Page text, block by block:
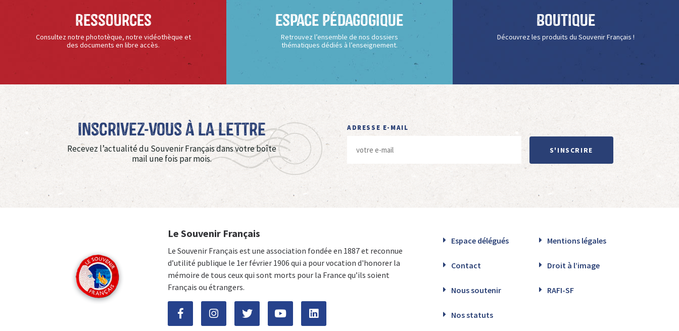
Ressources
Consultez notre phototèque, notre vidéothèque et
des documents en libre accès.
Espace Pédagogique
Retrouvez l’ensemble de nos dossiers
thématiques dédiés à l’enseignement.
Boutique
Découvrez les produits du Souvenir Français !
Inscrivez-vous à La Lettre
Recevez l’actualité du Souvenir Français dans votre boîte
mail une fois par mois.
ADRESSE E-MAIL
S'INSCRIRE
Le Souvenir Français
Le Souvenir Français est une association fondée en 1887 et reconnue
d’utilité publique le 1er février 1906 qui a pour vocation d'honorer la
mémoire de tous ceux qui sont morts pour la France qu’ils soient
Français ou étrangers.
Espace délégués Mentions légales
Contact Droit à l’image
Nous soutenir RAFI-SF
Nos statuts